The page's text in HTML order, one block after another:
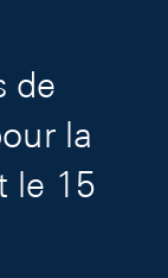
de
la
le 15